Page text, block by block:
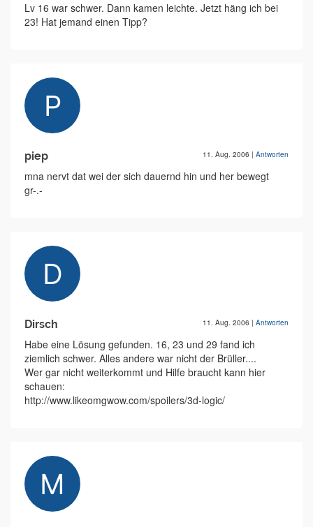
Lv 16 war schwer. Dann kamen leichte. Jetzt häng ich bei
23! Hat jemand einen Tipp?
piep 11. Aug. 2006 | Antworten
mna nervt dat wei der sich dauernd hin und her bewegt
gr-.-
Dirsch 11. Aug. 2006 | Antworten
Habe eine Lösung gefunden. 16, 23 und 29 fand ich
ziemlich schwer. Alles andere war nicht der Brüller....
Wer gar nicht weiterkommt und Hilfe braucht kann hier
schauen:
http://www.likeomgwow.com/spoilers/3d-logic/